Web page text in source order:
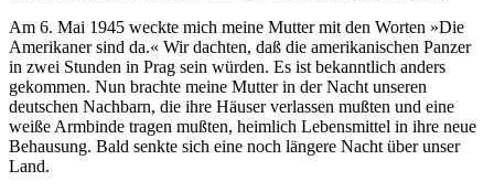
Am 6. Mai 1945 weckte mich meine Mutter mit den Worten »Die
Amerikaner sind da.« Wir dachten, daß die amerikanischen Panzer
in zwei Stunden in Prag sein würden. Es ist bekanntlich anders
gekommen. Nun brachte meine Mutter in der Nacht unseren
deutschen Nachbarn, die ihre Häuser verlassen mußten und eine
weiße Armbinde tragen mußten, heimlich Lebensmittel in ihre neue
Behausung. Bald senkte sich eine noch längere Nacht über unser
Land.